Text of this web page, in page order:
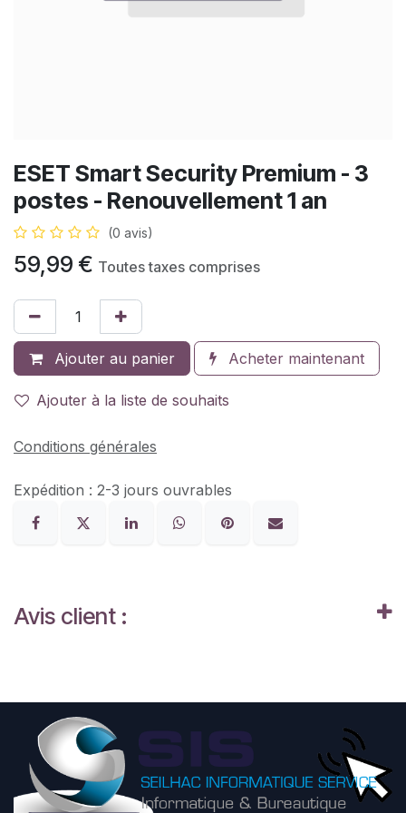
ESET Smart Security Premium - 3
postes - Renouvellement 1 an
(0 avis)
59,99 € Toutes taxes comprises
Ajouter au panier Acheter maintenant
Ajouter à la liste de souhaits
Conditions générales
Expédition : 2-3 jours ouvrables
Avis client :